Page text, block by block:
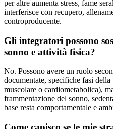
per altre aumenta stress, fame
interferisce con recupero,
controproducente.
Gli integratori possono
sonno e attività fisica?
No. Possono avere un ruolo
documentate, specifiche fasi
muscolare o cardiometabolica),
frammentazione del sonno,
base resta comportamentale e